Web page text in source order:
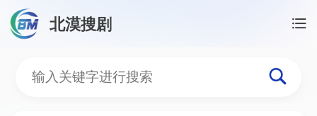
北漠搜剧
星光与萌娃（56集）动漫